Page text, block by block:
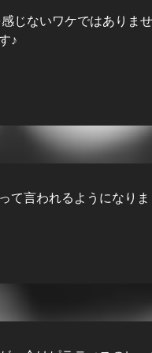
じないワケではありま
♪
て言われるようになりま